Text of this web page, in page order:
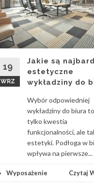
19
WRZ
Jakie są
estetyczne
wykładziny do
Wybór odpowiedniej
wykładziny do biura
tylko kwestia
funkcjonalności, ale
estetyki. Podłoga w
wpływa na pierwsze...
Wyposażenie Czytaj